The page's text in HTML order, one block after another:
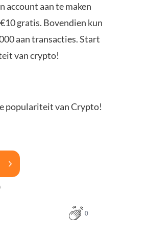
account aan te maken
gratis. Bovendien kun
aan transacties. Start
van crypto!
populariteit van Crypto!
0